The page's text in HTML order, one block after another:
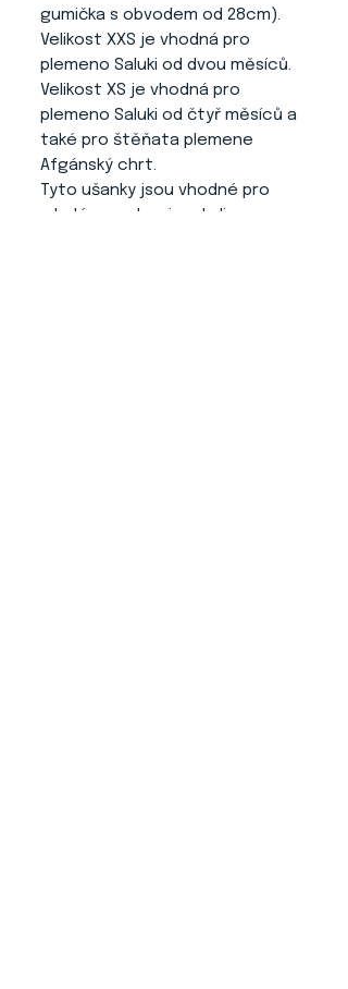
gumička s obvodem od 28cm).
Velikost XXS je vhodná pro
plemeno Saluki od dvou měsíců.
Velikost XS je vhodná pro
plemeno Saluki od čtyř měsíců a
také pro štěňata plemene
Afgánský chrt.
Tyto ušanky jsou vhodné pro
mladé psy, aby si zvykali na